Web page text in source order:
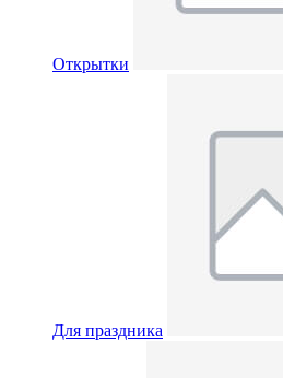
Открытки
Для праздника